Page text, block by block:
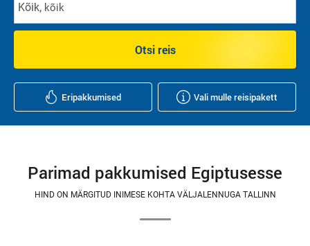
Kõik, kõik
Otsi reis
Eripakkumised Vali mulle reisipakett
Parimad pakkumised Egiptusesse
HIND ON MÄRGITUD INIMESE KOHTA VÄLJALENNUGA TALLINN